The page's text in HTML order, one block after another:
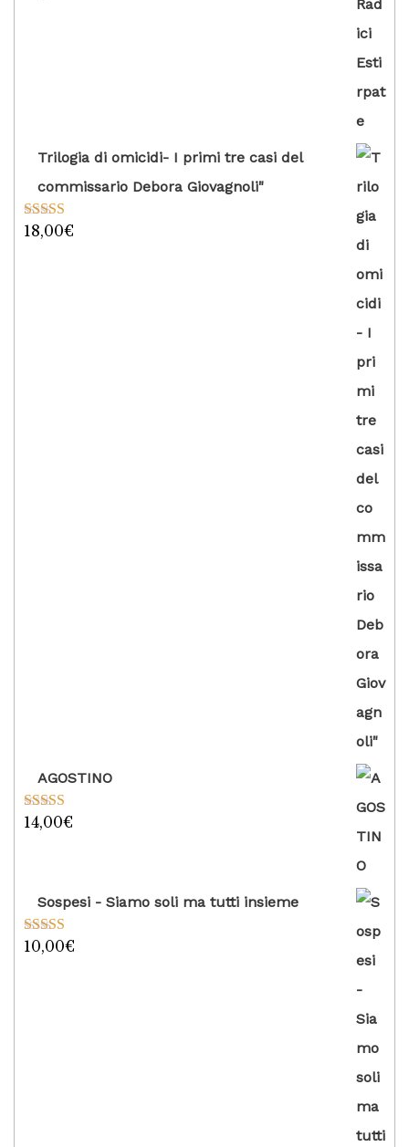
Trilogia di omicidi- I primi tre casi del
commissario Debora Giovagnoli"
Valutato
18,00€
AGOSTINO
Valutato
14,00€
Sospesi - Siamo soli ma tutti insieme
Valutato
10,00€